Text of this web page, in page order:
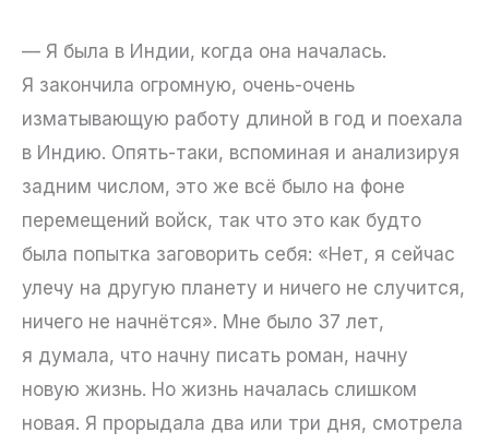
— Я была в Индии, когда она началась.
Я закончила огромную, очень-очень
изматывающую работу длиной в год и поехала
в Индию. Опять-таки, вспоминая и анализируя
задним числом, это же всё было на фоне
перемещений войск, так что это как будто
была попытка заговорить себя: «Нет, я сейчас
улечу на другую планету и ничего не случится,
ничего не начнётся». Мне было 37 лет,
я думала, что начну писать роман, начну
новую жизнь. Но жизнь началась слишком
новая. Я прорыдала два или три дня, смотрела